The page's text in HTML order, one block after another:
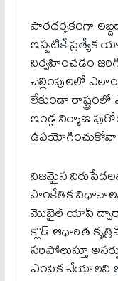
పార‌ద‌ర్శ‌కంగా
ఇప్ప‌టికే ప్ర‌త్యేక
నిర్వ‌హించ‌డం
చెల్లింపుల‌లో
లేకుండా
ఇండ్ల నిర్మాణ
నిజ‌మైన‌
సాంకేతిక
మొబైల్ యాప్ ద్వారా
క్లౌడ్ ఆధారిత
సరిపోలుస్తూ
ఎంపిక చేయాలని